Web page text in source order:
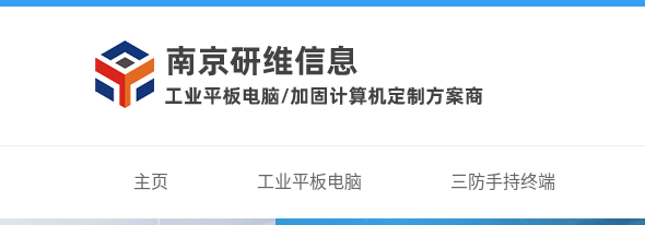
主页 工业平板电脑 三防手持终端